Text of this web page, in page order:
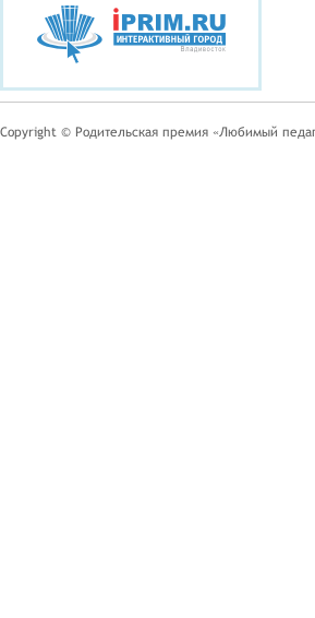
Copyright © Родительская премия «Любимый